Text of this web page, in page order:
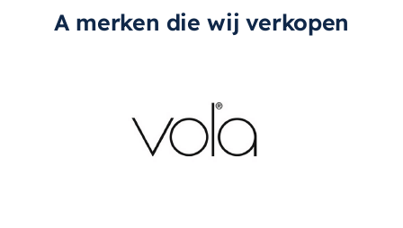
A merken die wij verkopen